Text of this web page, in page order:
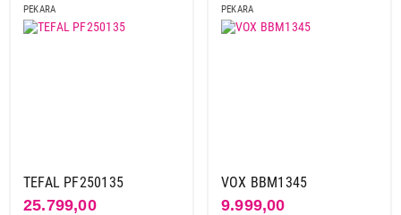
PEKARA
TEFAL PF250135
25.799,00
PEKARA
VOX BBM1345
9.999,00